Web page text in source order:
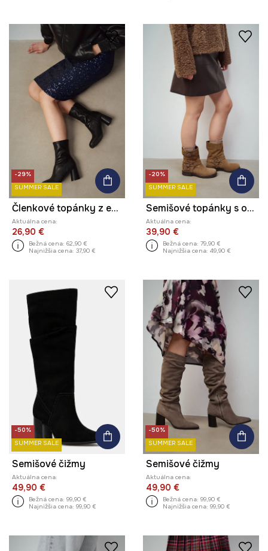
-29%
SUMMER SALE
Členkové topánky z ekologickej kože
Aktuálna cena:
26,90 €
Bežná cena: 62,90 €
Najnižšia cena: 37,90 €
-20%
SUMMER SALE
Semišové topánky s ozdobnými sponami
Aktuálna cena:
39,90 €
Bežná cena: 79,90 €
Najnižšia cena: 49,90 €
-50%
SUMMER SALE
Semišové čižmy
Aktuálna cena:
49,90 €
Bežná cena: 99,90 €
Najnižšia cena: 99,90 €
-50%
SUMMER SALE
Semišové čižmy
Aktuálna cena:
49,90 €
Bežná cena: 99,90 €
Najnižšia cena: 99,90 €